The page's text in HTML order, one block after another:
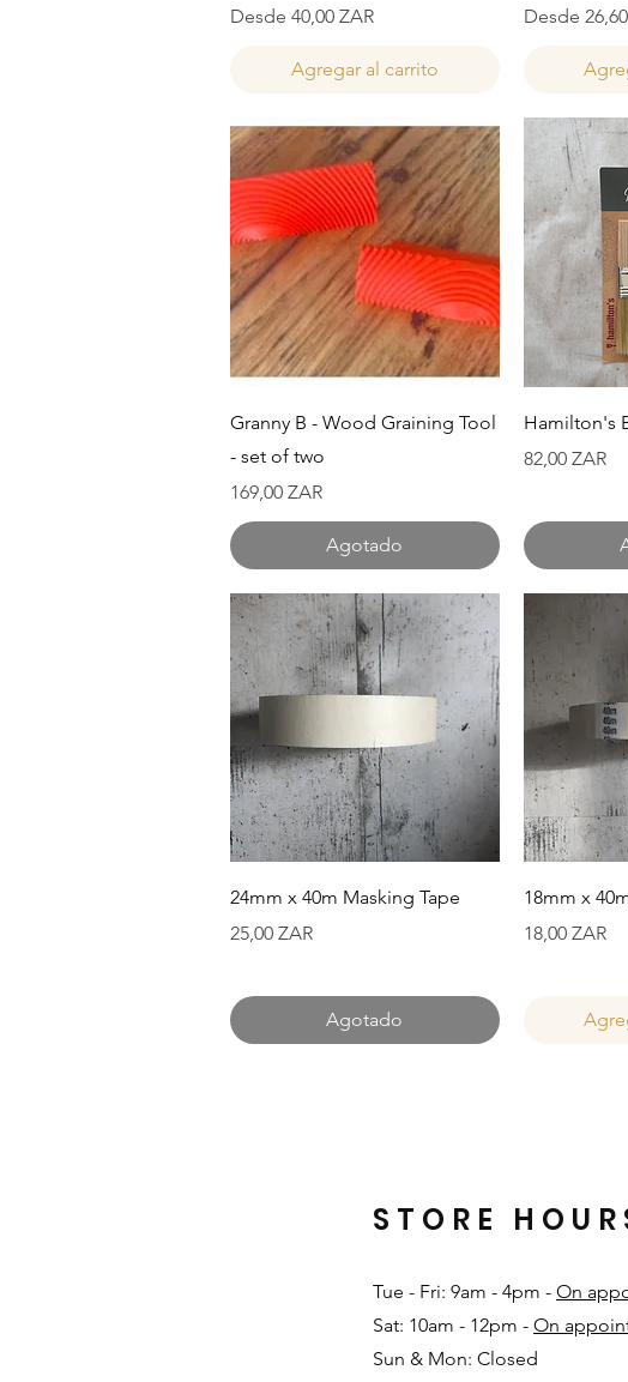
Desde 40,00 ZAR
Precio de oferta
Agregar al carrito
Desde
Precio de
Vista rápida
Granny B - Wood Graining Tool
- set of two
Precio
169,00 ZAR
Agotado
Hamilton's
Precio
82,00 ZAR
Vista rápida
24mm x 40m Masking Tape
Precio
25,00 ZAR
Agotado
18mm x
Precio
18,00 ZAR
Tue - Fri: 9am - 4pm - On
Sat: 10am - 12pm - On
Sun & Mon: Closed​
STORE